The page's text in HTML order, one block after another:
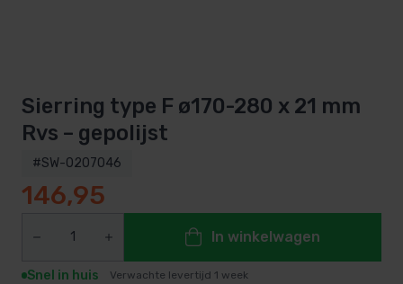
Sierring type F ø170-280 x 21 mm
Rvs – gepolijst
#SW-0207046
146,95
In winkelwagen
Snel in huis Verwachte levertijd 1 week